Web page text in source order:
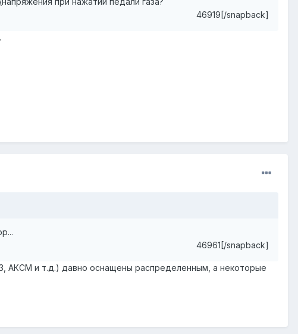
46919[/snapback]
46961[/snapback]
АКСМ и т.д.) давно оснащены распределенным, а некоторые